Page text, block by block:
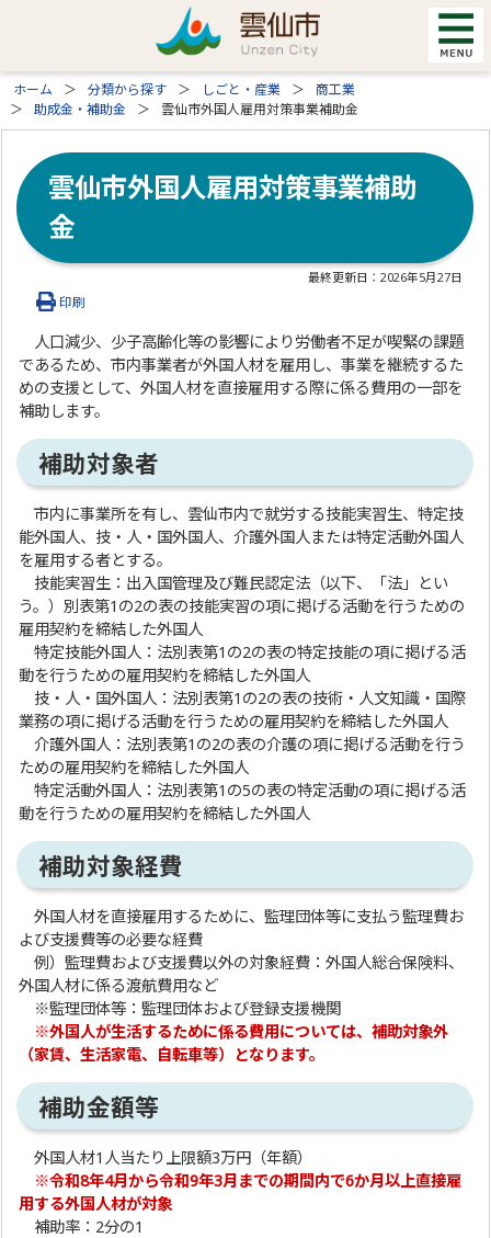
ホーム 分類から探す しごと・産業
商工業
助成金・補助金
雲仙市外国人雇用対策事業補助金
雲仙市外国人雇用対策事業補助
金
最終更新日：2026年5月27日
印刷
人口減少、少子高齢化等の影響により労働者不足が喫緊の課題
であるため、市内事業者が外国人材を雇用し、事業を継続するた
めの支援として、外国人材を直接雇用する際に係る費用の一部を
補助します。
補助対象者
市内に事業所を有し、雲仙市内で就労する技能実習生、特定技
能外国人、技・人・国外国人、介護外国人または特定活動外国人
を雇用する者とする。
技能実習生：出入国管理及び難民認定法（以下、「法」とい
う。）別表第1の2の表の技能実習の項に掲げる活動を行うための
雇用契約を締結した外国人
特定技能外国人：法別表第1の2の表の特定技能の項に掲げる活
動を行うための雇用契約を締結した外国人
技・人・国外国人：法別表第1の2の表の技術・人文知識・国際
業務の項に掲げる活動を行うための雇用契約を締結した外国人
介護外国人：法別表第1の2の表の介護の項に掲げる活動を行う
ための雇用契約を締結した外国人
特定活動外国人：法別表第1の5の表の特定活動の項に掲げる活
動を行うための雇用契約を締結した外国人
補助対象経費
外国人材を直接雇用するために、監理団体等に支払う監理費お
よび支援費等の必要な経費
例）監理費および支援費以外の対象経費：外国人総合保険料、
外国人材に係る渡航費用など
※監理団体等：監理団体および登録支援機関
※外国人が生活するために係る費用については、補助対象外
（家賃、生活家電、自転車等）となります。
補助金額等
外国人材1人当たり上限額3万円（年額）
※令和8年4月から令和9年3月までの期間内で6か月以上直接雇
用する外国人材が対象
補助率：2分の1